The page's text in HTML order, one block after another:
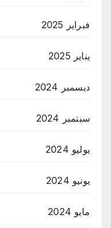
فبراير 2025
يناير 2025
ديسمبر 2024
سبتمبر 2024
يوليو 2024
يونيو 2024
مايو 2024